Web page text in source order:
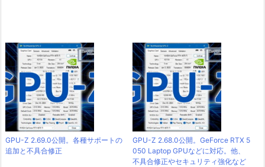
GPU-Z 2.69.0公開。各種サポートの
追加と不具合修正
GPU-Z 2.68.0公開。GeForce RTX 5
050 Laptop GPUなどに対応。他、
不具合修正やセキュリティ強化など